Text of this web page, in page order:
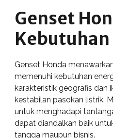
Genset
Genset Honda
memenuhi kebutuhan
karakteristik geografis dan
kestabilan pasokan listrik.
untuk menghadapi
dapat diandalkan baik
tangga maupun bisnis.